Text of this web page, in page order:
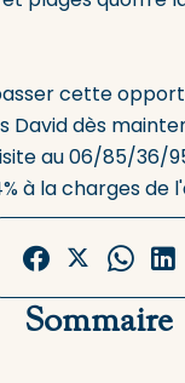
cette
David dès
au 06/85/36/
à la charges de
Sommaire